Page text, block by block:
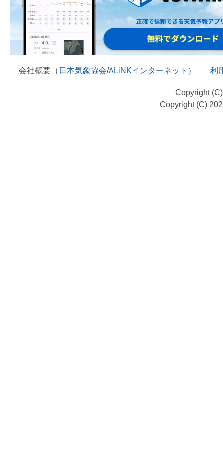
会社概要（ 日本気象協会/ALiNKインターネット ） 利
Copyright
Copyright (C)